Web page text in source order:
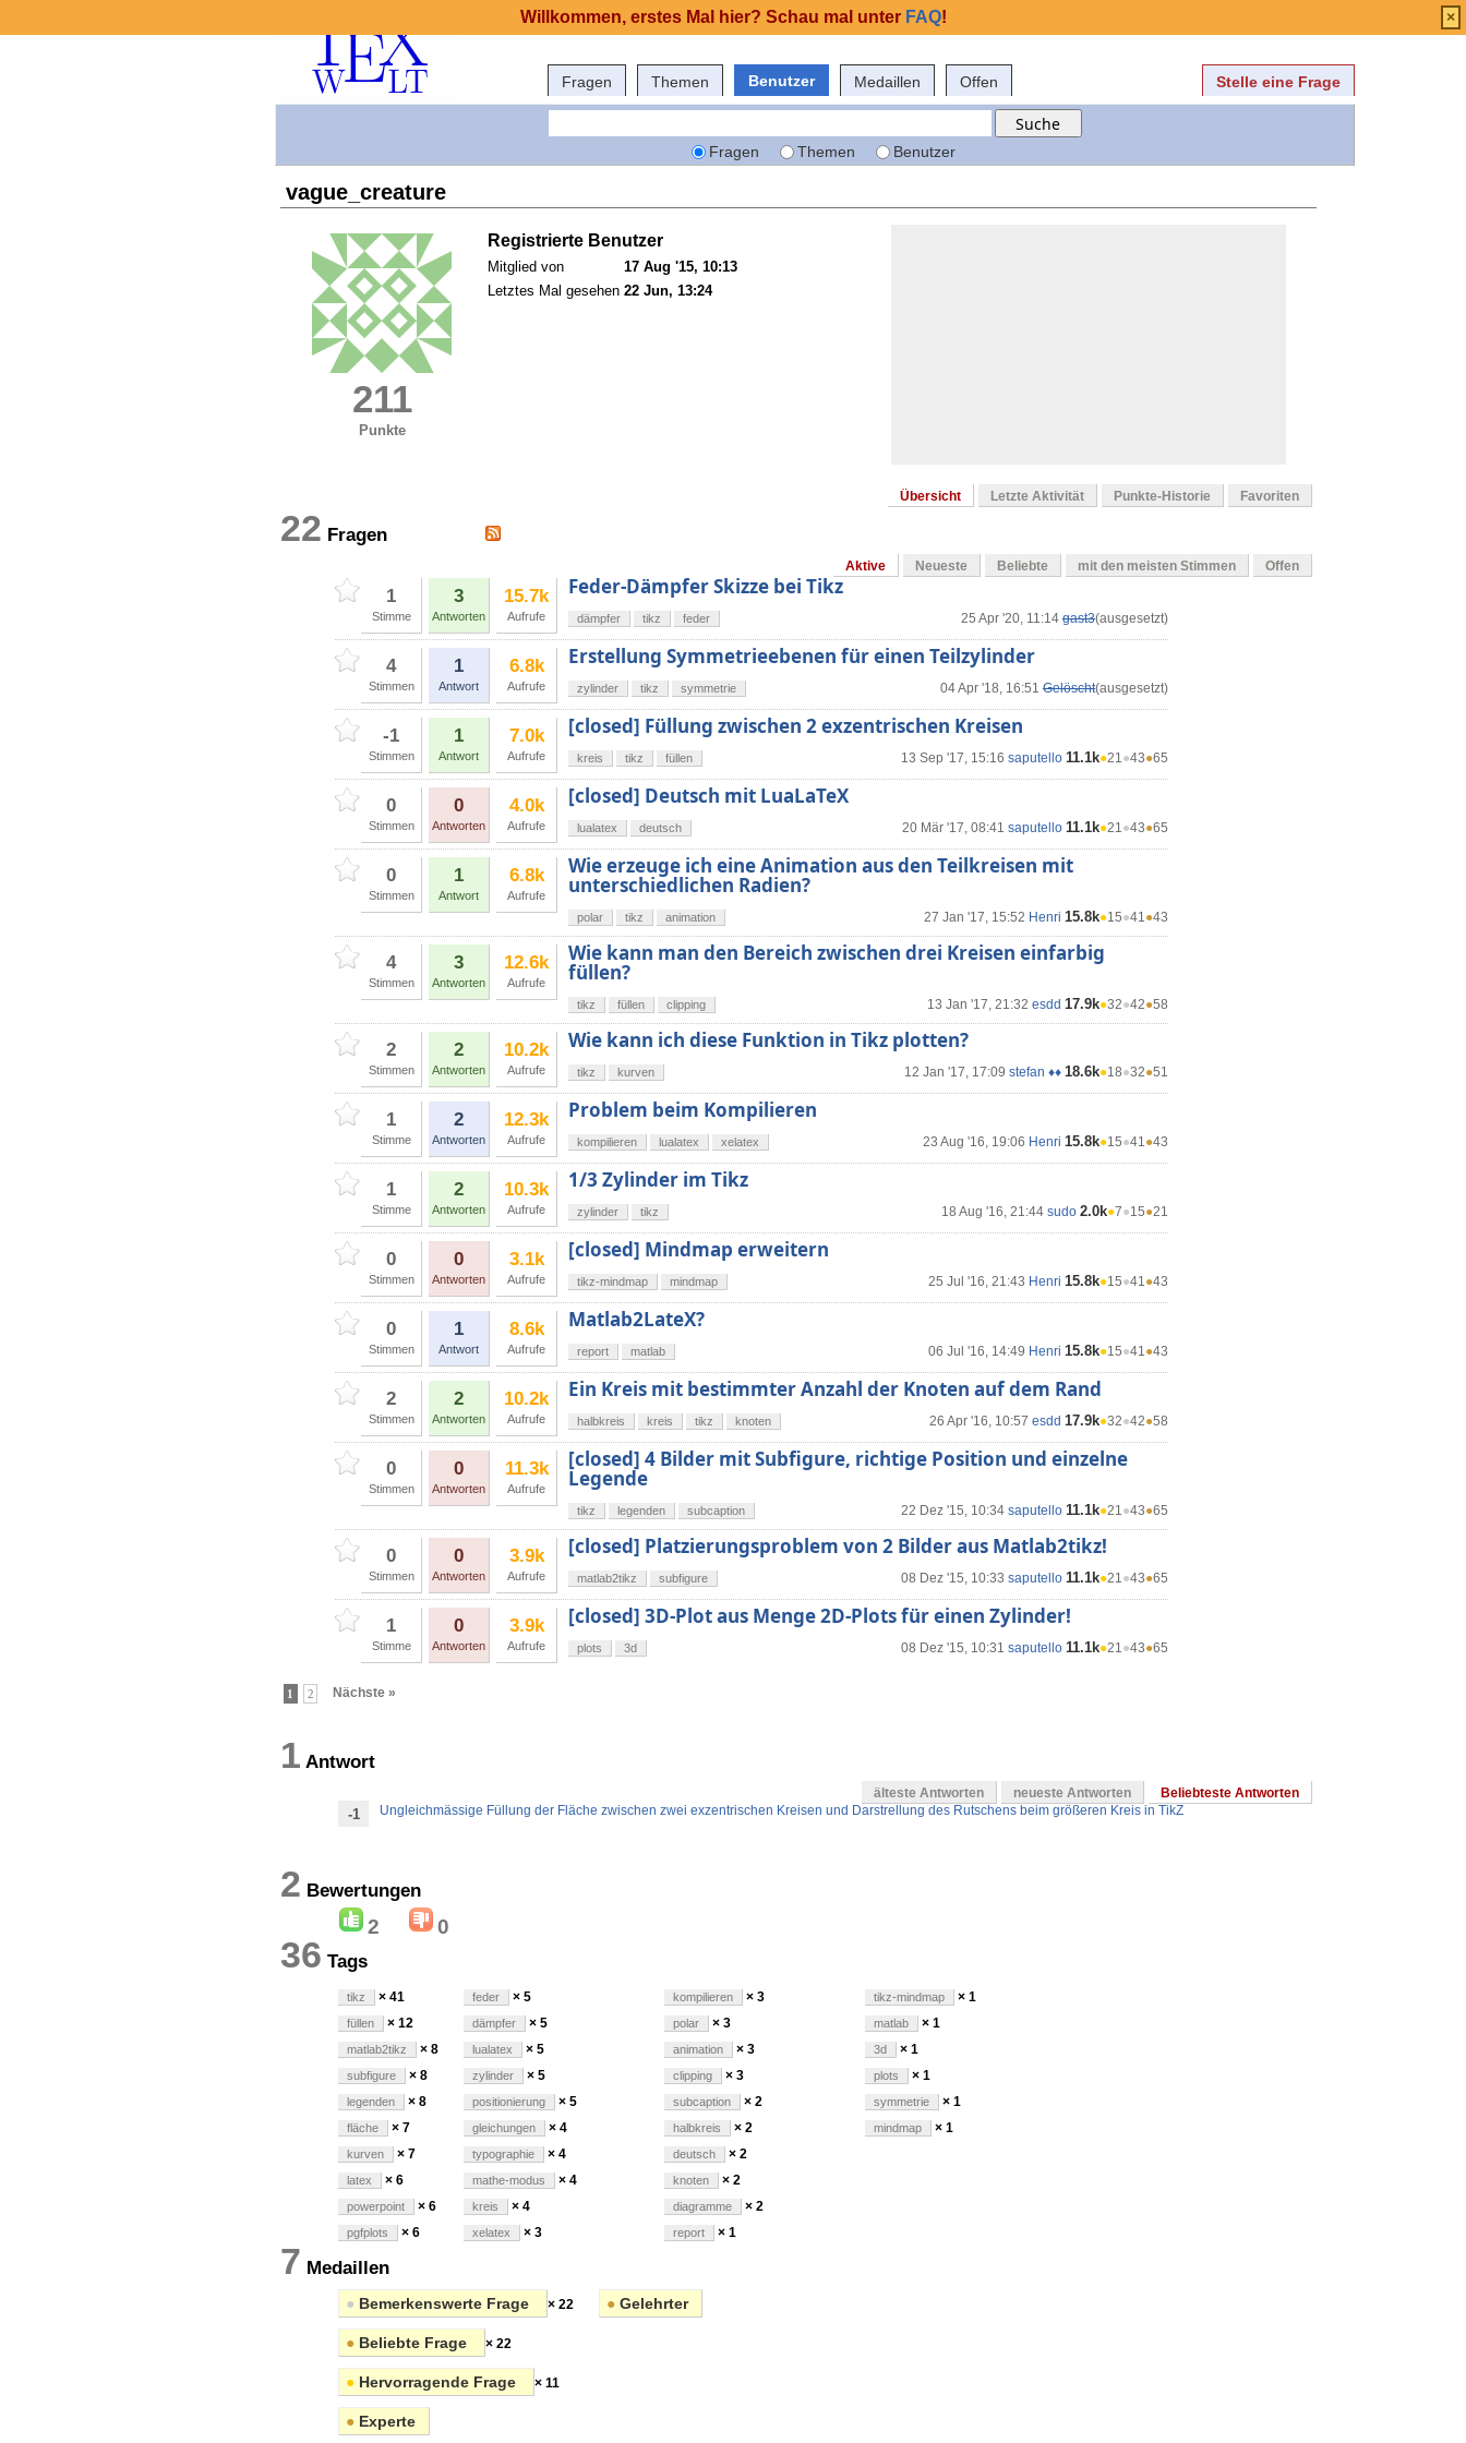
Fragen Themen Benutzer Medaillen Offen Stelle eine Frage
Fragen Themen Benutzer
vague_creature
211
Punkte
Registrierte Benutzer
Mitglied von
17 Aug '15, 10:13
Letztes Mal gesehen 22 Jun, 13:24
Übersicht Letzte Aktivität Punkte-Historie Favoriten
22 Fragen
Aktive Neueste Beliebte mit den meisten Stimmen Offen
1
Stimme
3
Antworten
15.7k
Aufrufe
Feder-Dämpfer Skizze bei Tikz
25 Apr '20, 11:14 gast3(ausgesetzt)
dämpfer tikz feder
4
Stimmen
1
Antwort
6.8k
Aufrufe
Erstellung Symmetrieebenen für einen Teilzylinder
04 Apr '18, 16:51 Gelöscht(ausgesetzt)
zylinder tikz symmetrie
-1
Stimmen
1
Antwort
7.0k
Aufrufe
[closed] Füllung zwischen 2 exzentrischen Kreisen
13 Sep '17, 15:16 saputello 11.1k●21●43●65
kreis tikz füllen
0
Stimmen
0
Antworten
4.0k
Aufrufe
[closed] Deutsch mit LuaLaTeX
20 Mär '17, 08:41 saputello 11.1k●21●43●65
lualatex deutsch
0
Stimmen
1
Antwort
6.8k
Aufrufe
Wie erzeuge ich eine Animation aus den Teilkreisen mit
unterschiedlichen Radien?
27 Jan '17, 15:52 Henri 15.8k●15●41●43
polar tikz animation
4
Stimmen
3
Antworten
12.6k
Aufrufe
Wie kann man den Bereich zwischen drei Kreisen einfarbig
füllen?
13 Jan '17, 21:32 esdd 17.9k●32●42●58
tikz füllen clipping
2
Stimmen
2
Antworten
10.2k
Aufrufe
Wie kann ich diese Funktion in Tikz plotten?
12 Jan '17, 17:09 stefan ♦♦ 18.6k●18●32●51
tikz kurven
1
Stimme
2
Antworten
12.3k
Aufrufe
Problem beim Kompilieren
23 Aug '16, 19:06 Henri 15.8k●15●41●43
kompilieren lualatex xelatex
1
Stimme
2
Antworten
10.3k
Aufrufe
1/3 Zylinder im Tikz
18 Aug '16, 21:44 sudo 2.0k●7●15●21
zylinder tikz
0
Stimmen
0
Antworten
3.1k
Aufrufe
[closed] Mindmap erweitern
25 Jul '16, 21:43 Henri 15.8k●15●41●43
tikz-mindmap mindmap
0
Stimmen
1
Antwort
8.6k
Aufrufe
Matlab2LateX?
06 Jul '16, 14:49 Henri 15.8k●15●41●43
report matlab
2
Stimmen
2
Antworten
10.2k
Aufrufe
Ein Kreis mit bestimmter Anzahl der Knoten auf dem Rand
26 Apr '16, 10:57 esdd 17.9k●32●42●58
halbkreis kreis tikz knoten
0
Stimmen
0
Antworten
11.3k
Aufrufe
[closed] 4 Bilder mit Subfigure, richtige Position und einzelne
Legende
22 Dez '15, 10:34 saputello 11.1k●21●43●65
tikz legenden subcaption
0
Stimmen
0
Antworten
3.9k
Aufrufe
[closed] Platzierungsproblem von 2 Bilder aus Matlab2tikz!
08 Dez '15, 10:33 saputello 11.1k●21●43●65
matlab2tikz subfigure
1
Stimme
0
Antworten
3.9k
Aufrufe
[closed] 3D-Plot aus Menge 2D-Plots für einen Zylinder!
08 Dez '15, 10:31 saputello 11.1k●21●43●65
plots 3d
1 2 Nächste »
1 Antwort
älteste Antworten neueste Antworten Beliebteste Antworten
-1 Ungleichmässige Füllung der Fläche zwischen zwei exzentrischen Kreisen und Darstrellung des Rutschens beim größeren Kreis in TikZ
2 Bewertungen
2 0
36 Tags
tikz × 41
füllen × 12
matlab2tikz × 8
subfigure × 8
legenden × 8
fläche × 7
kurven × 7
latex × 6
powerpoint × 6
pgfplots × 6
feder × 5
dämpfer × 5
lualatex × 5
zylinder × 5
positionierung × 5
gleichungen × 4
typographie × 4
mathe-modus × 4
kreis × 4
xelatex × 3
kompilieren × 3
polar × 3
animation × 3
clipping × 3
subcaption × 2
halbkreis × 2
deutsch × 2
knoten × 2
diagramme × 2
report × 1
tikz-mindmap × 1
matlab × 1
3d × 1
plots × 1
symmetrie × 1
mindmap × 1
7 Medaillen
● Bemerkenswerte Frage × 22
● Beliebte Frage × 22
● Hervorragende Frage × 11
● Experte
● Gelehrter
Willkommen, erstes Mal hier? Schau mal unter FAQ! ×